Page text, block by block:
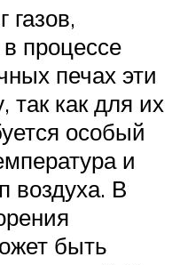
газов,
процессе
печах эти
так как для их
особый
и
воздуха. В
быть